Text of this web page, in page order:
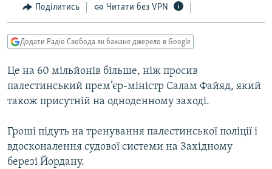
пошукуКУЛЬТУРА
СПОРТ
СВІТ
КРИМ.РЕАЛІЇ
ТИ ЯК?
ПРИАЗОВ’Я
КИТАЙ.ВИКЛИКИ
ФОТО
СПЕЦПРОЄКТИ
Поділитись Читати без VPN
Додати Радіо Свобода як бажане джерело в Google
Це на 60 мільйонів більше, ніж просив
палестинський прем’єр-міністр Салам Файяд, який
також присутній на одноденному заході.
Гроші підуть на тренування палестинської поліції і
вдосконалення судової системи на Західному
березі Йордану.